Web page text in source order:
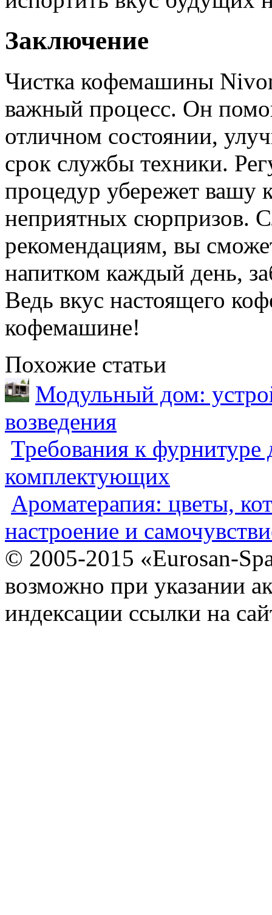
Заключение
Чистка кофемашины
важный процесс. Он
отличном состоянии,
срок службы техники.
процедур убережет
неприятных сюрпризов.
рекомендациям, вы
напитком каждый день,
Ведь вкус настоящего
кофемашине!
Похожие статьи
Модульный дом:
возведения
Требования к фурнитуре
комплектующих
Ароматерапия: цветы,
настроение и
© 2005-2015 «Eurosan-
возможно при указании
индексации ссылки на